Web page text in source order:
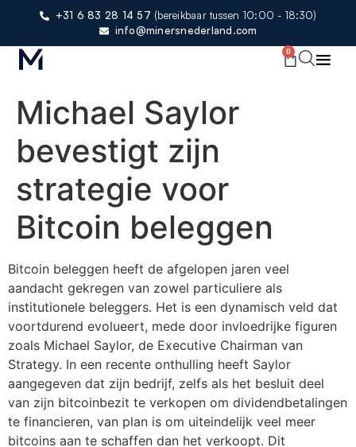
+31 6 83 28 14 57 (bereikbaar tussen 10:00 - 18:30)
info@minersnederland.com
0
Michael Saylor
bevestigt zijn
strategie voor
Bitcoin beleggen
Bitcoin beleggen heeft de afgelopen jaren veel
aandacht gekregen van zowel particuliere als
institutionele beleggers. Het is een dynamisch veld dat
voortdurend evolueert, mede door invloedrijke figuren
zoals Michael Saylor, de Executive Chairman van
Strategy. In een recente onthulling heeft Saylor
aangegeven dat zijn bedrijf, zelfs als het besluit deel
van zijn bitcoinbezit te verkopen om dividendbetalingen
te financieren, van plan is om uiteindelijk veel meer
bitcoins aan te schaffen dan het verkoopt. Dit